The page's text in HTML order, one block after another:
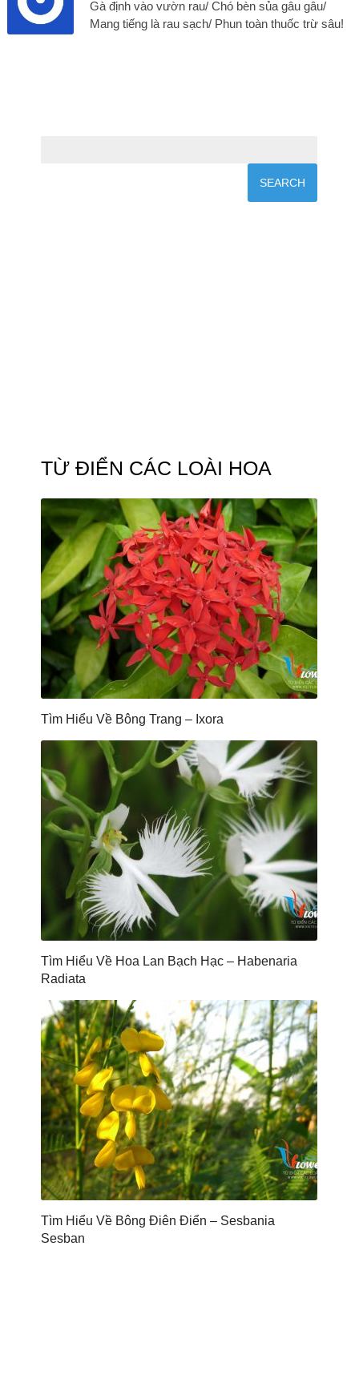
Gà định vào vườn rau/ Chó bèn sủa gâu gâu/
Mang tiếng là rau sạch/ Phun toàn thuốc trừ sâu!
TỪ ĐIỂN CÁC LOÀI HOA
Tìm Hiểu Về Bông Trang – Ixora
Tìm Hiểu Về Hoa Lan Bạch Hạc – Habenaria
Radiata
Tìm Hiểu Về Bông Điên Điển – Sesbania
Sesban